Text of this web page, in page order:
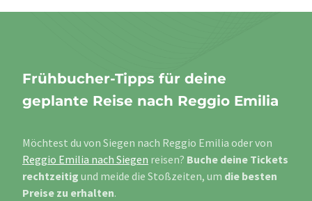
Frühbucher-Tipps für deine
geplante Reise nach Reggio Emilia
Möchtest du von Siegen nach Reggio Emilia oder von
Reggio Emilia nach Siegen reisen? Buche deine Tickets
rechtzeitig und meide die Stoßzeiten, um die besten
Preise zu erhalten.